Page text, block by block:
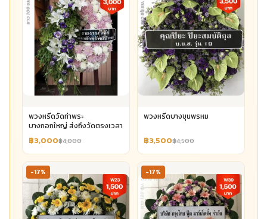
พวงหรีดวัดท่าพระ
บางกอกใหญ่ ส่งถึงวัดตรงเวลา
฿3,000฿4,000
พวงหรีดบางขุนพรหม
฿3,500฿4,500
-17% -17%